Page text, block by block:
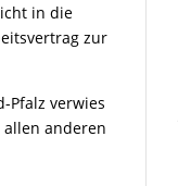
in die
zur
Pfalz verwies
allen anderen